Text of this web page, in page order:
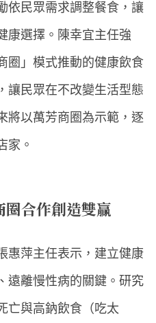
依民眾需求調整餐食，讓
康選擇。陳幸宜主任強
圈」模式推動的健康飲食
讓民眾在不改變生活型態
將以萬芳商圈為示範，逐
家。
合作創造雙贏
惠萍主任表示，建立健康
遠離慢性病的關鍵。研究
亡與高鈉飲食（吃太